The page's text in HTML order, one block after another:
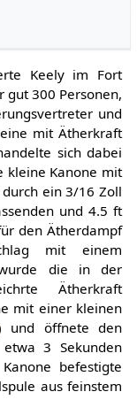
Keely im Fort
gut 300 Personen,
und
mit Ätherkraft
sich dabei
kleine Kanone mit
ein 3/16 Zoll
und 4.5 ft
den Ätherdampf
mit einem
die in der
Ätherkraft
mit einer kleinen
und öffnete den
3 Sekunden
befestigte
aus feinstem